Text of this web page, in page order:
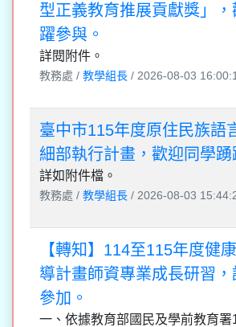
型正義教育推展貢獻獎」
躍參與。
詳閱附件。
教務處 / 教學組長 / 2026-08-03
臺中市115年度原住民族語
細部執行計畫，歡迎同學踴
詳如附件檔。
教務處 / 教學組長 / 2026-08-03
【轉知】114至115年度健
導計畫師資專業成長研習，
參加。
一、依據教育部國民及學前教育署